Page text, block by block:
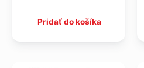
Pridať do košíka